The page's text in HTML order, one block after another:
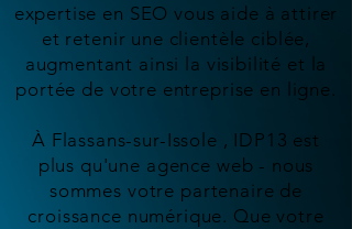
expertise en SEO vous aide à attirer
et retenir une clientèle ciblée,
augmentant ainsi la visibilité et la
portée de votre entreprise en ligne.
À Flassans-sur-Issole , IDP13 est
plus qu'une agence web - nous
sommes votre partenaire de
croissance numérique. Que votre